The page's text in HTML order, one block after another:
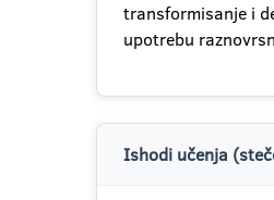
transformisanje i
upotrebu
Ishodi učenja